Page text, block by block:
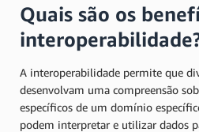
Quais são os
A interoperabilidade permite que
desenvolvam uma compreensão
específicos de um domínio
podem interpretar e utilizar dados